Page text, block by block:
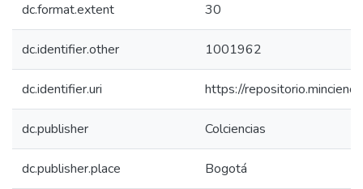
dc.format.extent 30
dc.identifier.other 1001962
dc.identifier.uri https://
dc.publisher Colciencias
dc.publisher.place Bogotá